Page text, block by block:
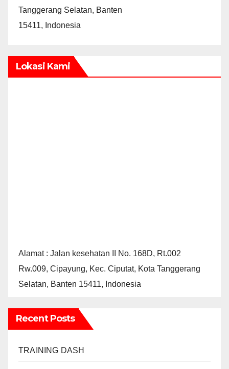
Tanggerang Selatan, Banten
15411, Indonesia
Lokasi Kami
Alamat : Jalan kesehatan II No. 168D, Rt.002
Rw.009, Cipayung, Kec. Ciputat, Kota Tanggerang
Selatan, Banten 15411, Indonesia
Recent Posts
TRAINING DASH